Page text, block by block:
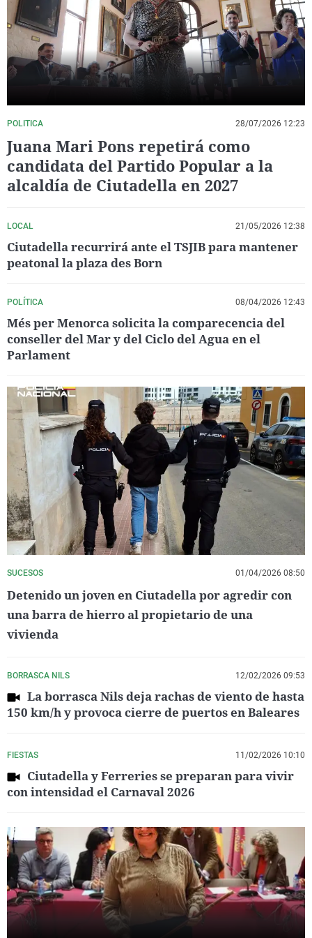
La rosa de los vientos
Gente viajera
Como el perro y el
Caso
Retornados
Equipo de
Operación Viuda
Extremadura
Galicia
La Rioja
Navarra
País Vasco
Virales
Televisión
Elecciones
POLITICA 28/07/2026 12:23
Juana Mari Pons repetirá como
candidata del Partido Popular a la
alcaldía de Ciutadella en 2027
LOCAL 21/05/2026 12:38
Ciutadella recurrirá ante el TSJIB para mantener
peatonal la plaza des Born
POLÍTICA 08/04/2026 12:43
Més per Menorca solicita la comparecencia del
conseller del Mar y del Ciclo del Agua en el
Parlament
SUCESOS 01/04/2026 08:50
Detenido un joven en Ciutadella por agredir con
una barra de hierro al propietario de una
vivienda
BORRASCA NILS 12/02/2026 09:53
La borrasca Nils deja rachas de viento de hasta
150 km/h y provoca cierre de puertos en Baleares
FIESTAS 11/02/2026 10:10
Ciutadella y Ferreries se preparan para vivir
con intensidad el Carnaval 2026